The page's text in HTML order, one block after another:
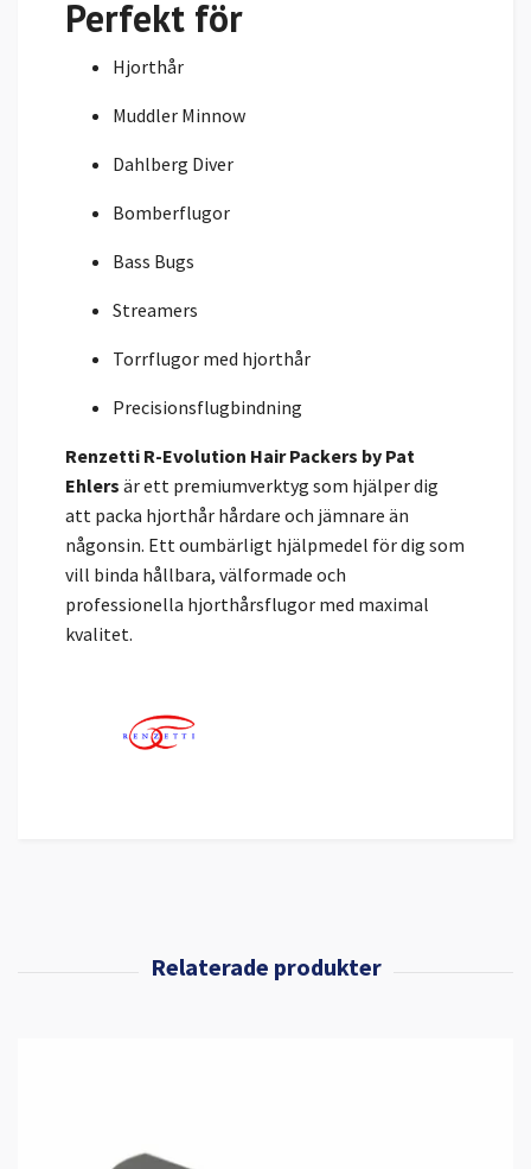
Perfekt för
Hjorthår
Muddler Minnow
Dahlberg Diver
Bomberflugor
Bass Bugs
Streamers
Torrflugor med hjorthår
Precisionsflugbindning
Renzetti R-Evolution Hair Packers by Pat
Ehlers är ett premiumverktyg som hjälper dig
att packa hjorthår hårdare och jämnare än
någonsin. Ett oumbärligt hjälpmedel för dig som
vill binda hållbara, välformade och
professionella hjorthårsflugor med maximal
kvalitet.